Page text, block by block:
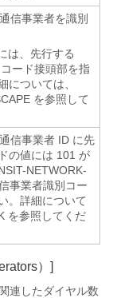
信事業者を識別
は、先行する
ード接頭部を指
については、
を参照して
信事業者 ID に先
の値には 101 が
NETWORK-
事業者識別コー
。詳細について
を参照してくだ
）]
連したダイヤル数